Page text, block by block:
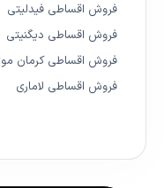
فروش اقساطی فیدلیتی
فروش اقساطی دیگنیتی
فروش اقساطی کرمان
فروش اقساطی لاماری